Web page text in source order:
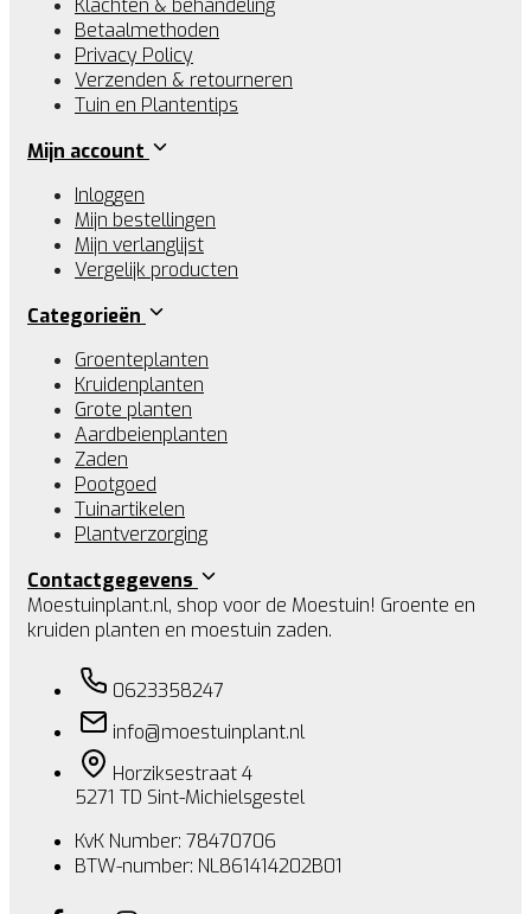
Klachten & behandeling
Betaalmethoden
Privacy Policy
Verzenden & retourneren
Tuin en Plantentips
Mijn account
Inloggen
Mijn bestellingen
Mijn verlanglijst
Vergelijk producten
Categorieën
Groenteplanten
Kruidenplanten
Grote planten
Aardbeienplanten
Zaden
Pootgoed
Tuinartikelen
Plantverzorging
Contactgegevens
Moestuinplant.nl, shop voor de Moestuin! Groente en
kruiden planten en moestuin zaden.
0623358247
info@moestuinplant.nl
Horziksestraat 4
5271 TD Sint-Michielsgestel
KvK Number: 78470706
BTW-number: NL861414202B01